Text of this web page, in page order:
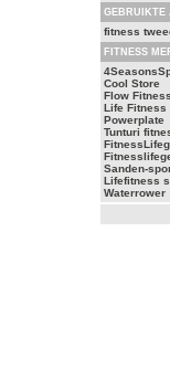
GEBRUIKTE
fitness
FITNESS
Cool Store
Flow Fitness
Life Fitness
Powerplate
Tunturi
Sanden-
Lifefitness
Waterrower